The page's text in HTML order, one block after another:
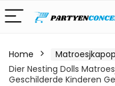
Home
Dier Nesting Dolls
Geschilderde Kinderen